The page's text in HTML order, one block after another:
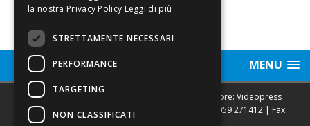
MENU
Sede legale, Redazione, pubblicità e annunci Editore: Videopress
Modena S.r.l. via Emilia Est, 402/6 - Modena | Tel.
059 271412 | Fax
Leggi di più
STRETTAMENTE NECESSARI
PERFORMANCE
TARGETING
NON CLASSIFICATI